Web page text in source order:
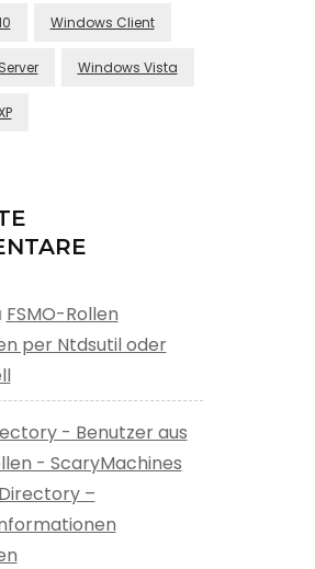
Windows Client
Windows Vista
FSMO-Rollen
per Ntdsutil oder
- Benutzer aus
- ScaryMachines
–